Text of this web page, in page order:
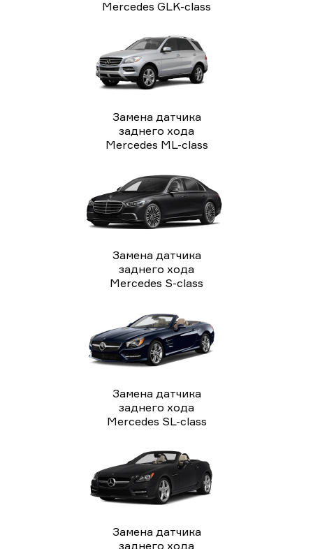
Mercedes GLK-class
Замена датчика
заднего хода
Mercedes ML-class
Замена датчика
заднего хода
Mercedes S-class
Замена датчика
заднего хода
Mercedes SL-class
Замена датчика
заднего хода